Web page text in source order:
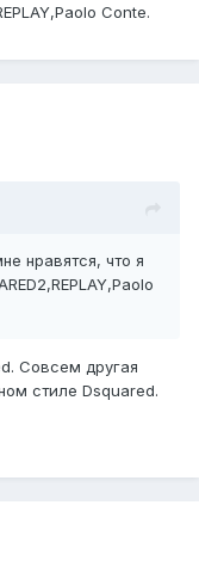
Conte.
нравятся, что я
Совсем другая
стиле Dsquared.